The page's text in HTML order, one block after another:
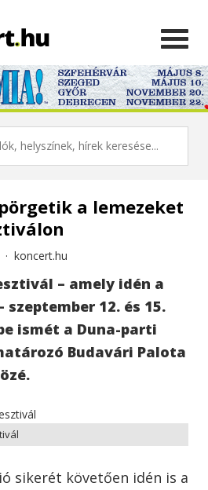
a lemezeket
· koncert.hu
– amely idén a
szeptember 12. és 15.
ismét a Duna-parti
Budavári Palota
sikerét követően idén is a